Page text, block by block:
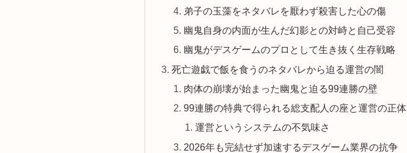
弟子の玉藻をネタバレを厭わず殺害した心の傷
幽鬼自身の内面が生んだ幻影との対峙と自己受容
幽鬼がデスゲームのプロとして生き抜く生存戦略
死亡遊戯で飯を食うのネタバレから迫る運営の闇
肉体の崩壊が始まった幽鬼と迫る99連勝の壁
99連勝の特典で得られる総支配人の座と運営の正体
運営というシステムの不気味さ
2026年も完結せず加速するデスゲーム業界の抗争